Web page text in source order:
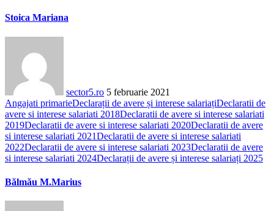
Stoica Mariana
sector5.ro 5 februarie 2021
Angajati primarieDeclarații de avere și interese salariațiDeclaratii de
avere si interese salariati 2018Declaratii de avere si interese salariati
2019Declaratii de avere si interese salariati 2020Declaratii de avere
si interese salariati 2021Declaratii de avere si interese salariati
2022Declaratii de avere si interese salariati 2023Declaratii de avere
si interese salariati 2024Declarații de avere și interese salariați 2025
Bălmău M.Marius